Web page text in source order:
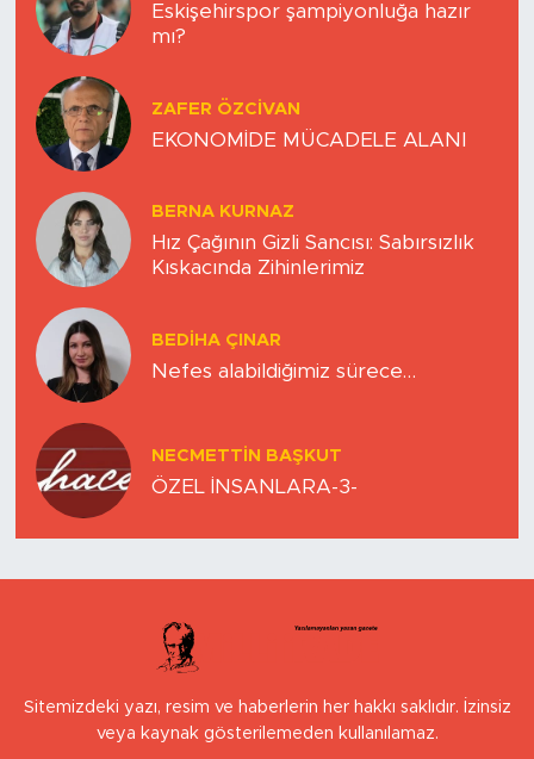
Eskişehirspor şampiyonluğa hazır
mı?
ZAFER ÖZCIVAN
EKONOMİDE MÜCADELE ALANI
BERNA KURNAZ
Hız Çağının Gizli Sancısı: Sabırsızlık
Kıskacında Zihinlerimiz
BEDIHA ÇINAR
Nefes alabildiğimiz sürece…
NECMETTIN BAŞKUT
ÖZEL İNSANLARA-3-
Sitemizdeki yazı, resim ve haberlerin her hakkı saklıdır. İzinsiz
veya kaynak gösterilemeden kullanılamaz.